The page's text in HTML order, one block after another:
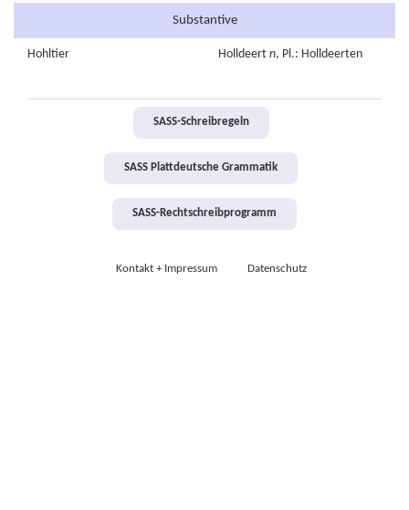
Substantive
Hohltier Holldeert n, Pl.: Holldeerten
SASS-Schreibregeln
SASS Plattdeutsche Grammatik
SASS-Rechtschreibprogramm
Kontakt + Impressum Datenschutz